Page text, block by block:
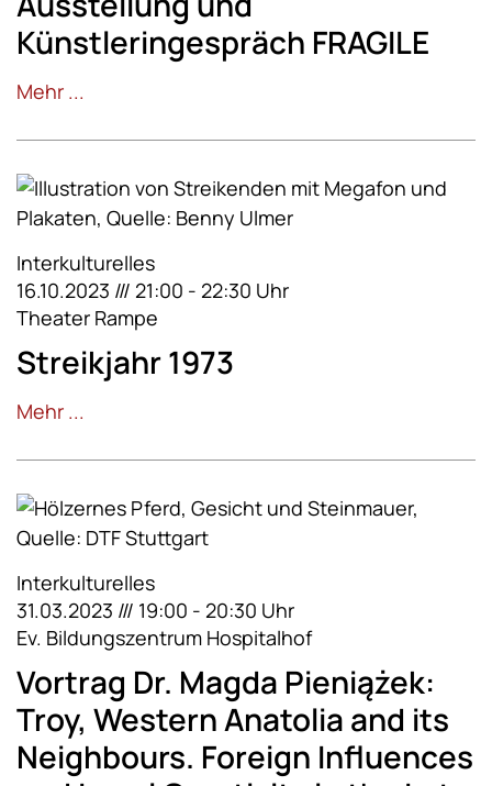
Künstleringespräch FRAGILE
Mehr ...
Interkulturelles
16.10.2023 /// 21:00 - 22:30 Uhr
Theater Rampe
Streikjahr 1973
Mehr ...
Interkulturelles
31.03.2023 /// 19:00 - 20:30 Uhr
Ev. Bildungszentrum Hospitalhof
Vortrag Dr. Magda Pieniążek:
Troy, Western Anatolia and its
Neighbours. Foreign Influences